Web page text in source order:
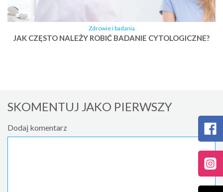
Zdrowie i badania
JAK CZĘSTO NALEŻY ROBIĆ BADANIE CYTOLOGICZNE?
SKOMENTUJ JAKO PIERWSZY
Dodaj komentarz